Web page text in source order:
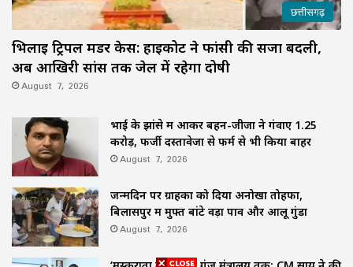
छत्तीसगढ़
भिलाई ट्रिपल मर्डर केस: हाईकोर्ट ने फांसी की सजा बदली,
अब आखिरी सांस तक जेल में रहेगा दोषी
August 7, 2026
भाई के झांसे में आकर बहन-जीजा ने गंवाए 1.25
करोड़, फर्जी दस्तावेजों से फर्म से भी किया बाहर
August 7, 2026
जन्मदिन पर ग्राहकों को दिया अनोखा तोहफा,
बिलासपुर में मुफ्त बांटे वड़ा पाव और आलू गुंडा
August 7, 2026